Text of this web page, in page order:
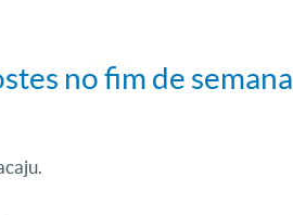
no fim de semana